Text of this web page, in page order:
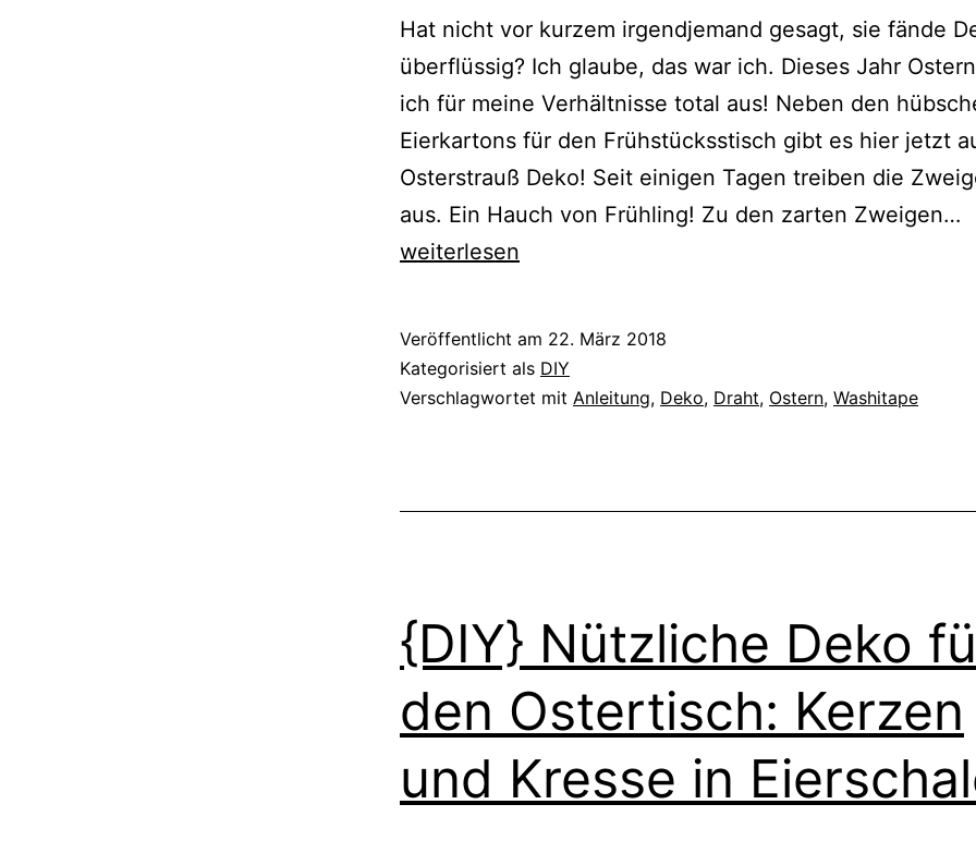
Hat nicht vor kurzem irgendjemand gesagt, sie fände
überflüssig? Ich glaube, das war ich. Dieses Jahr
ich für meine Verhältnisse total aus! Neben den
Eierkartons für den Frühstücksstisch gibt es hier jetzt
Osterstrauß Deko! Seit einigen Tagen treiben die
aus. Ein Hauch von Frühling! Zu den zarten Zweigen…
weiterlesen
Veröffentlicht am 22. März 2018
Kategorisiert als DIY
Verschlagwortet mit Anleitung, Deko, Draht, Ostern, Washitape
{DIY} Nützliche Deko
den Ostertisch: Kerzen
und Kresse in